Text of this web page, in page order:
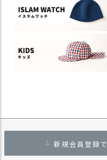
新規会員登録で